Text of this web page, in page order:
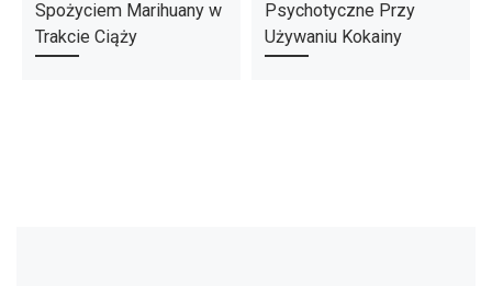
Spożyciem Marihuany w
Trakcie Ciąży
Psychotyczne Przy
Używaniu Kokainy